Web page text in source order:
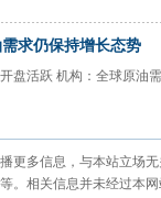
求仍保持增长态势
盘活跃 机构：全球原油
更多信息，与本站立场
。相关信息并未经过本